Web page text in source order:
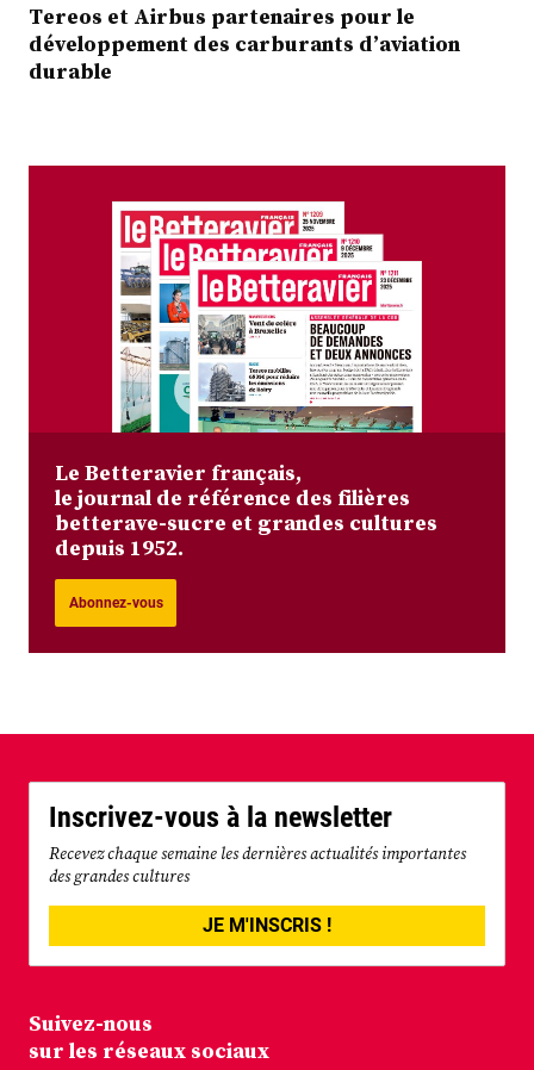
Tereos et Airbus partenaires pour le
développement des carburants d’aviation
durable
Le Betteravier français,
le journal de référence des filières
betterave-sucre et grandes cultures
depuis 1952.
Abonnez-vous
Inscrivez-vous à la newsletter
Recevez chaque semaine les dernières actualités importantes
des grandes cultures
JE M'INSCRIS !
Suivez-nous
sur les réseaux sociaux